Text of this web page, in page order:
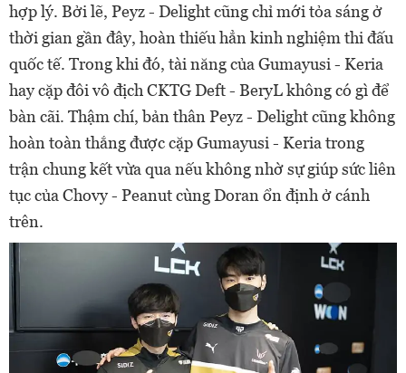
hợp lý. Bởi lẽ, Peyz - Delight cũng chỉ mới tỏa sáng ở
thời gian gần đây, hoàn thiếu hẳn kinh nghiệm thi đấu
quốc tế. Trong khi đó, tài năng của Gumayusi - Keria
hay cặp đôi vô địch CKTG Deft - BeryL không có gì để
bàn cãi. Thậm chí, bản thân Peyz - Delight cũng không
hoàn toàn thắng được cặp Gumayusi - Keria trong
trận chung kết vừa qua nếu không nhờ sự giúp sức liên
tục của Chovy - Peanut cùng Doran ổn định ở cánh
trên.